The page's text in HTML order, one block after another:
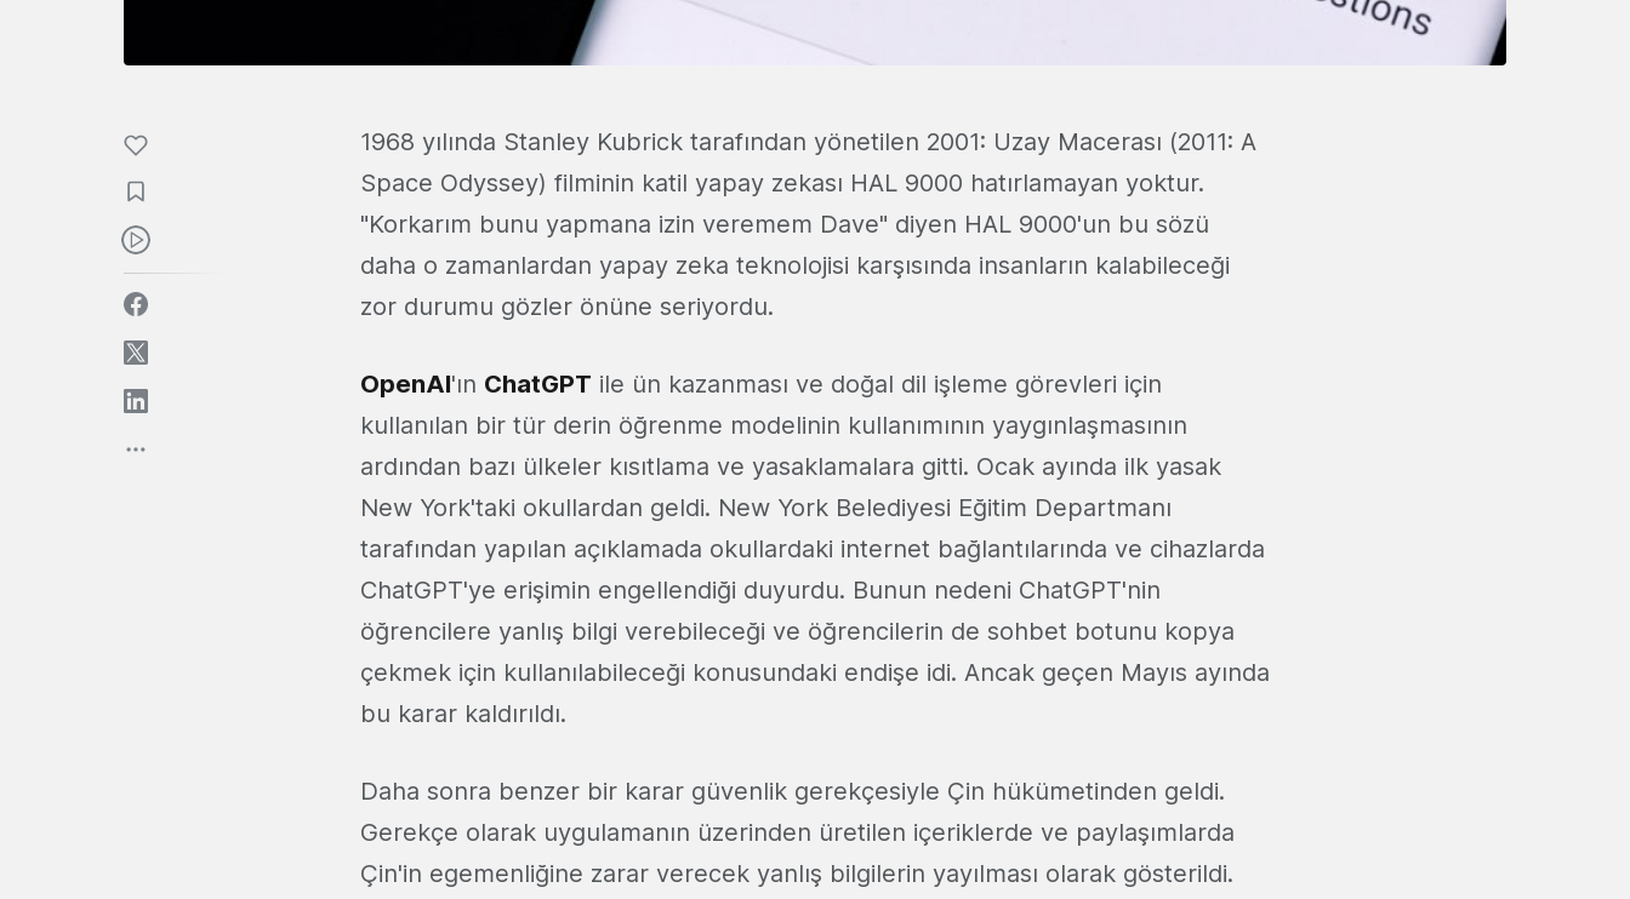
1968 yılında Stanley Kubrick tarafından yönetilen 2001: Uzay Macerası (2011: A
Space Odyssey) filminin katil yapay zekası HAL 9000 hatırlamayan yoktur.
"Korkarım bunu yapmana izin veremem Dave" diyen HAL 9000'un bu sözü
daha o zamanlardan yapay zeka teknolojisi karşısında insanların kalabileceği
zor durumu gözler önüne seriyordu.
OpenAI'ın ChatGPT ile ün kazanması ve doğal dil işleme görevleri için
kullanılan bir tür derin öğrenme modelinin kullanımının yaygınlaşmasının
ardından bazı ülkeler kısıtlama ve yasaklamalara gitti. Ocak ayında ilk yasak
New York'taki okullardan geldi. New York Belediyesi Eğitim Departmanı
tarafından yapılan açıklamada okullardaki internet bağlantılarında ve cihazlarda
ChatGPT'ye erişimin engellendiği duyurdu. Bunun nedeni ChatGPT'nin
öğrencilere yanlış bilgi verebileceği ve öğrencilerin de sohbet botunu kopya
çekmek için kullanılabileceği konusundaki endişe idi. Ancak geçen Mayıs ayında
bu karar kaldırıldı.
Daha sonra benzer bir karar güvenlik gerekçesiyle Çin hükümetinden geldi.
Gerekçe olarak uygulamanın üzerinden üretilen içeriklerde ve paylaşımlarda
Çin'in egemenliğine zarar verecek yanlış bilgilerin yayılması olarak gösterildi.